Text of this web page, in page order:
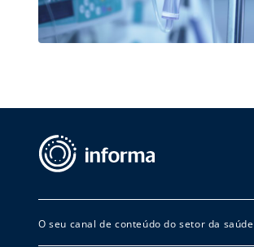
O seu canal de conteúdo do setor da saúde